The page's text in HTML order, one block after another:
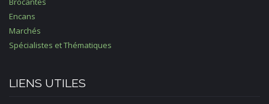
Encans
Marchés
Spécialistes et Thématiques
LIENS UTILES